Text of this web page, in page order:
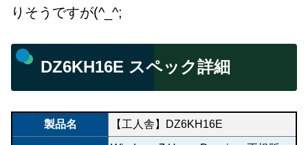
りそうですが(^_^;
DZ6KH16E スペック詳細
製品名 【工人舎】DZ6KH16E